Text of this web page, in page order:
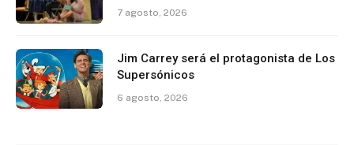
7 agosto, 2026
Jim Carrey será el protagonista de Los
Supersónicos
6 agosto, 2026